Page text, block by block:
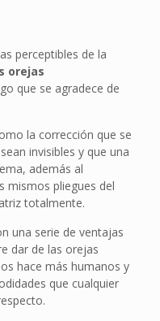
perceptibles de la
orejas
que se agradece de
la corrección que se
invisibles y que una
además al
mismos pliegues del
totalmente.
una serie de ventajas
dar de las orejas
hace más humanos y
que cualquier